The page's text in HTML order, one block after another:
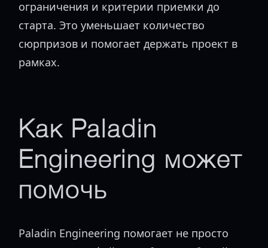
ограничения и критерии приемки до
старта. Это уменьшает количество
сюрпризов и помогает держать проект в
рамках.
Как Paladin
Engineering может
помочь
Paladin Engineering помогает не просто